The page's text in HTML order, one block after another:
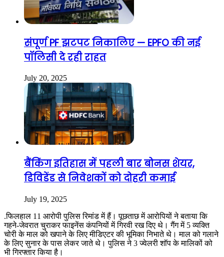
संपूर्ण PF झटपट निकालिए — EPFO की नई
पॉलिसी दे रही राहत
July 20, 2025
बैंकिंग इतिहास में पहली बार बोनस शेयर,
डिविडेंड से निवेशकों को दोहरी कमाई
July 19, 2025
.फिलहाल 11 आरोपी पुलिस रिमांड में हैं। पूछताछ में आरोपियों ने बताया कि
गहने-जेवरात चुराकर फाइनेंस कंपनियों में गिरवी रख दिए थे। गैंग में 5 व्यक्ति
चोरी के माल को खपाने के लिए मीडिएटर की भूमिका निभाते थे। माल को गलाने
के लिए सुनार के पास लेकर जाते थे। पुलिस ने 3 ज्वेलरी शॉप के मालिकों को
भी गिरफ्तार किया है।